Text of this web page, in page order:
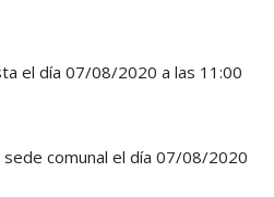
el día 07/08/2020 a las 11:00
comunal el día 07/08/2020